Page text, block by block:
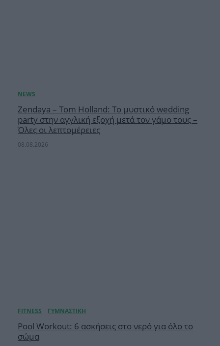
Zendaya – Tom Holland: Το μυστικό wedding
party στην αγγλική εξοχή μετά τον γάμο τους –
Όλες οι λεπτομέρειες
08.08.2026
Pool Workout: 6 ασκήσεις στο νερό για όλο το
σώμα